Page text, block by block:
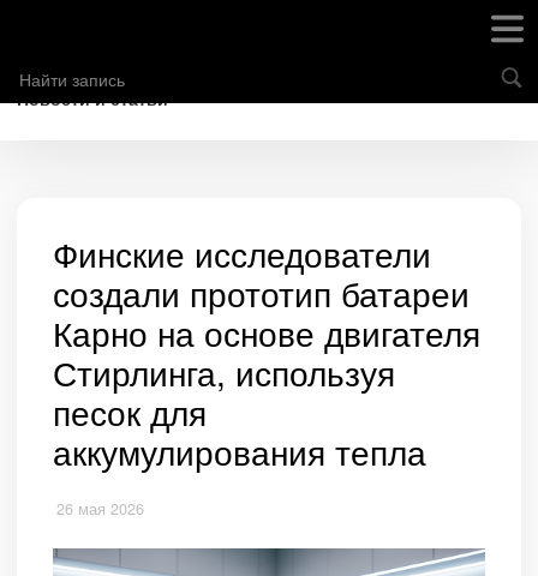
Новости и статьи
Финские исследователи
создали прототип батареи
Карно на основе двигателя
Стирлинга, используя
песок для
аккумулирования тепла
26 мая 2026